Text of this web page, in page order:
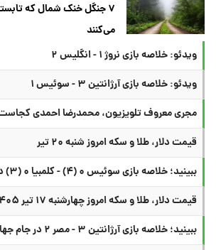
۷ جنگل خنک شمال که
می‌کنند
ویدئو: خلاصه بازی نروژ ۱ - انگلیس ۲
ویدئو: خلاصه بازی آرژانتین ۳ - سوئیس ۱
مجری معروف تلویزیون، محمدرضا احمدی
قیمت دلار، طلا و سکه امروز شنبه ۲۰ تیر
ببینید؛ خلاصه بازی سوئیس ۰ (۴) - کلمبیا ۰ (۳) در جام جهانی
قیمت دلار، طلا و سکه امروز چهارشنبه ۱۷ تیر ۱۴۰۵
ببینید؛ خلاصه بازی آرژانتین ۳ - مصر ۲ در جام جهانی